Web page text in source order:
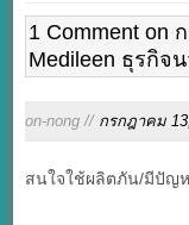
1 Comment on
Medileen ธุรกิจ
on-nong // กรกฎาคม
สนใจใช้ผลิตภัน/มีปัญห